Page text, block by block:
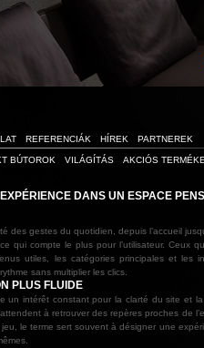
REFERENCIÁK HÍREK PARTNEREK
BÚTOROK VILÁGÍTÁS AKCIÓS
DANS UN ESPACE
des gestes du quotidien, depuis l’accueil
qui compte le plus pour l’utilisateur. Ceux
utiles, les catégories principales et les
sans multiplier les clics.
PLUS FLUIDE
un intérêt constant pour la clarté du site et
à retrouver des repères proches de
le terme sert souvent à désigner une